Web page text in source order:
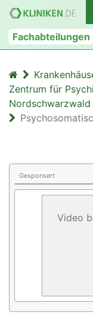
Fachabteilungen
Zentrum für
Nordschwarzwald
Gesponsert
Video